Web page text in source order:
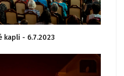
kapli - 6.7.2023